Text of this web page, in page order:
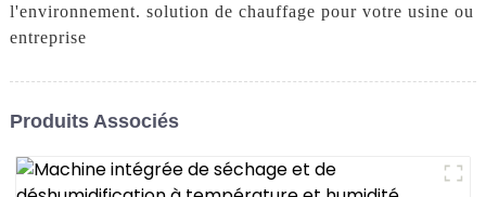
l'environnement. solution de chauffage pour votre usine ou
entreprise
Produits Associés